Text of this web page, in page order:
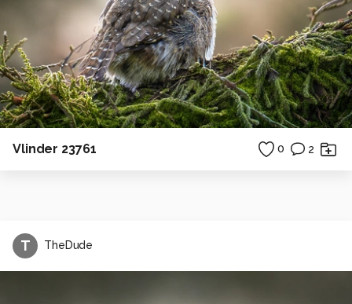
Vlinder 23761 0 2
T TheDude